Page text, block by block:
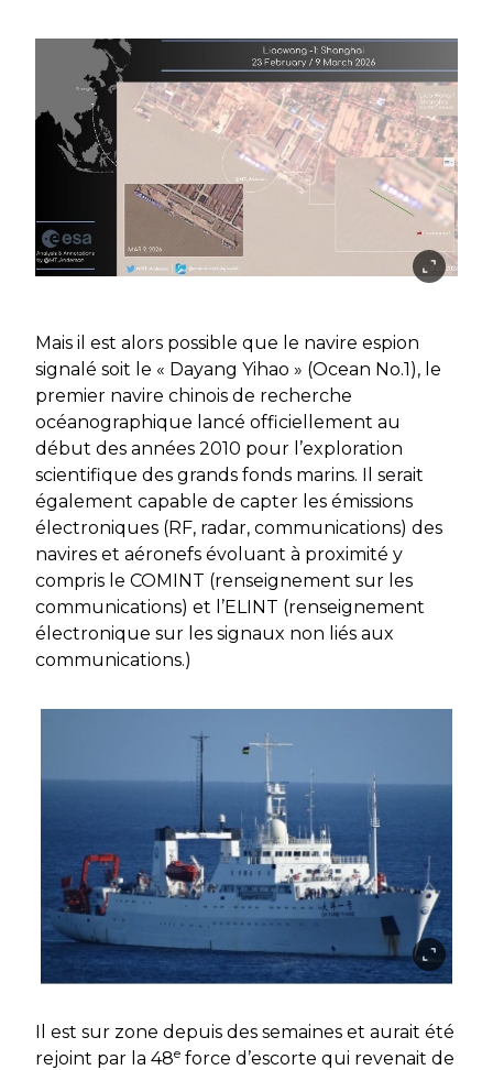
Mais il est alors possible que le navire espion
signalé soit le « Dayang Yihao » (Ocean No.1), le
premier navire chinois de recherche
océanographique lancé officiellement au
début des années 2010 pour l’exploration
scientifique des grands fonds marins. Il serait
également capable de capter les émissions
électroniques (RF, radar, communications) des
navires et aéronefs évoluant à proximité y
compris le COMINT (renseignement sur les
communications) et l’ELINT (renseignement
électronique sur les signaux non liés aux
communications.)
Il est sur zone depuis des semaines et aurait été
rejoint par la 48e force d’escorte qui revenait de